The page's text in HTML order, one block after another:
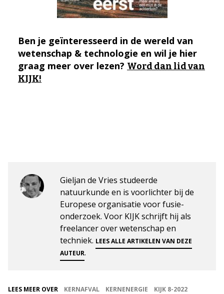
Ben je geïnteresseerd in de wereld van
wetenschap & technologie en wil je hier
graag meer over lezen? Word dan lid van
KIJK!
Gieljan de Vries studeerde
natuurkunde en is voorlichter bij de
Europese organisatie voor fusie-
onderzoek. Voor KIJK schrijft hij als
freelancer over wetenschap en
techniek. LEES ALLE ARTIKELEN VAN DEZE
AUTEUR.
LEES MEER OVER KERNAFVAL KERNENERGIE
KIJK 8-2022